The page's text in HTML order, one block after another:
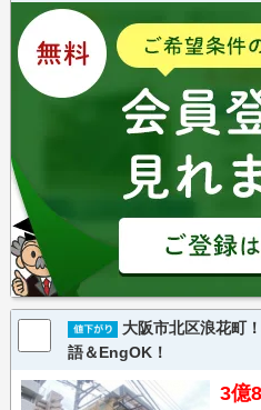
大阪市北区浪花町
語＆EngOK！
3億